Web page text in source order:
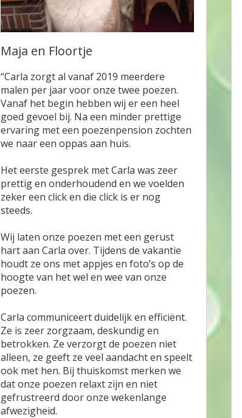
Maja en Floortje
“Carla zorgt al vanaf 2019 meerdere
malen per jaar voor onze twee poezen.
Vanaf het begin hebben wij er een heel
goed gevoel bij. Na een minder prettige
ervaring met een poezenpension zochten
we naar een oppas aan huis.
Het eerste gesprek met Carla was zeer
prettig en onderhoudend en we voelden
zeker een click en die click is er nog
steeds.
Wij laten onze poezen met een gerust
hart aan Carla over. Tijdens de vakantie
houdt ze ons met appjes en foto’s op de
hoogte van het wel en wee van onze
poezen.
Carla communiceert duidelijk en efficiënt.
Ze is zeer zorgzaam, deskundig en
betrokken. Ze verzorgt de poezen niet
alleen, ze geeft ze veel aandacht en speelt
ook met hen. Bij thuiskomst merken we
dat onze poezen relaxt zijn en niet
gefrustreerd door onze wekenlange
afwezigheid.